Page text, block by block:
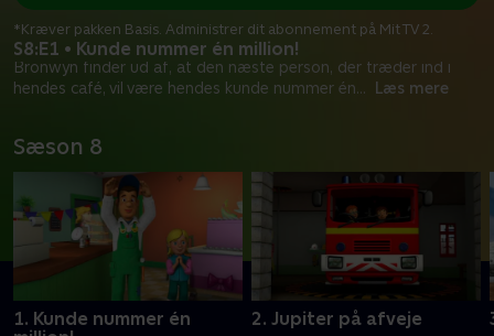
S8:E1 • Kunde nummer én million!
Bronwyn finder ud af, at den næste person, der træder ind i
hendes café, vil være hendes kunde nummer én... Læs mere
*Kræver pakken Basis. Administrer dit abonnement på Mit TV 2.
Sæson 8
1. Kunde nummer én
2. Jupiter på afveje